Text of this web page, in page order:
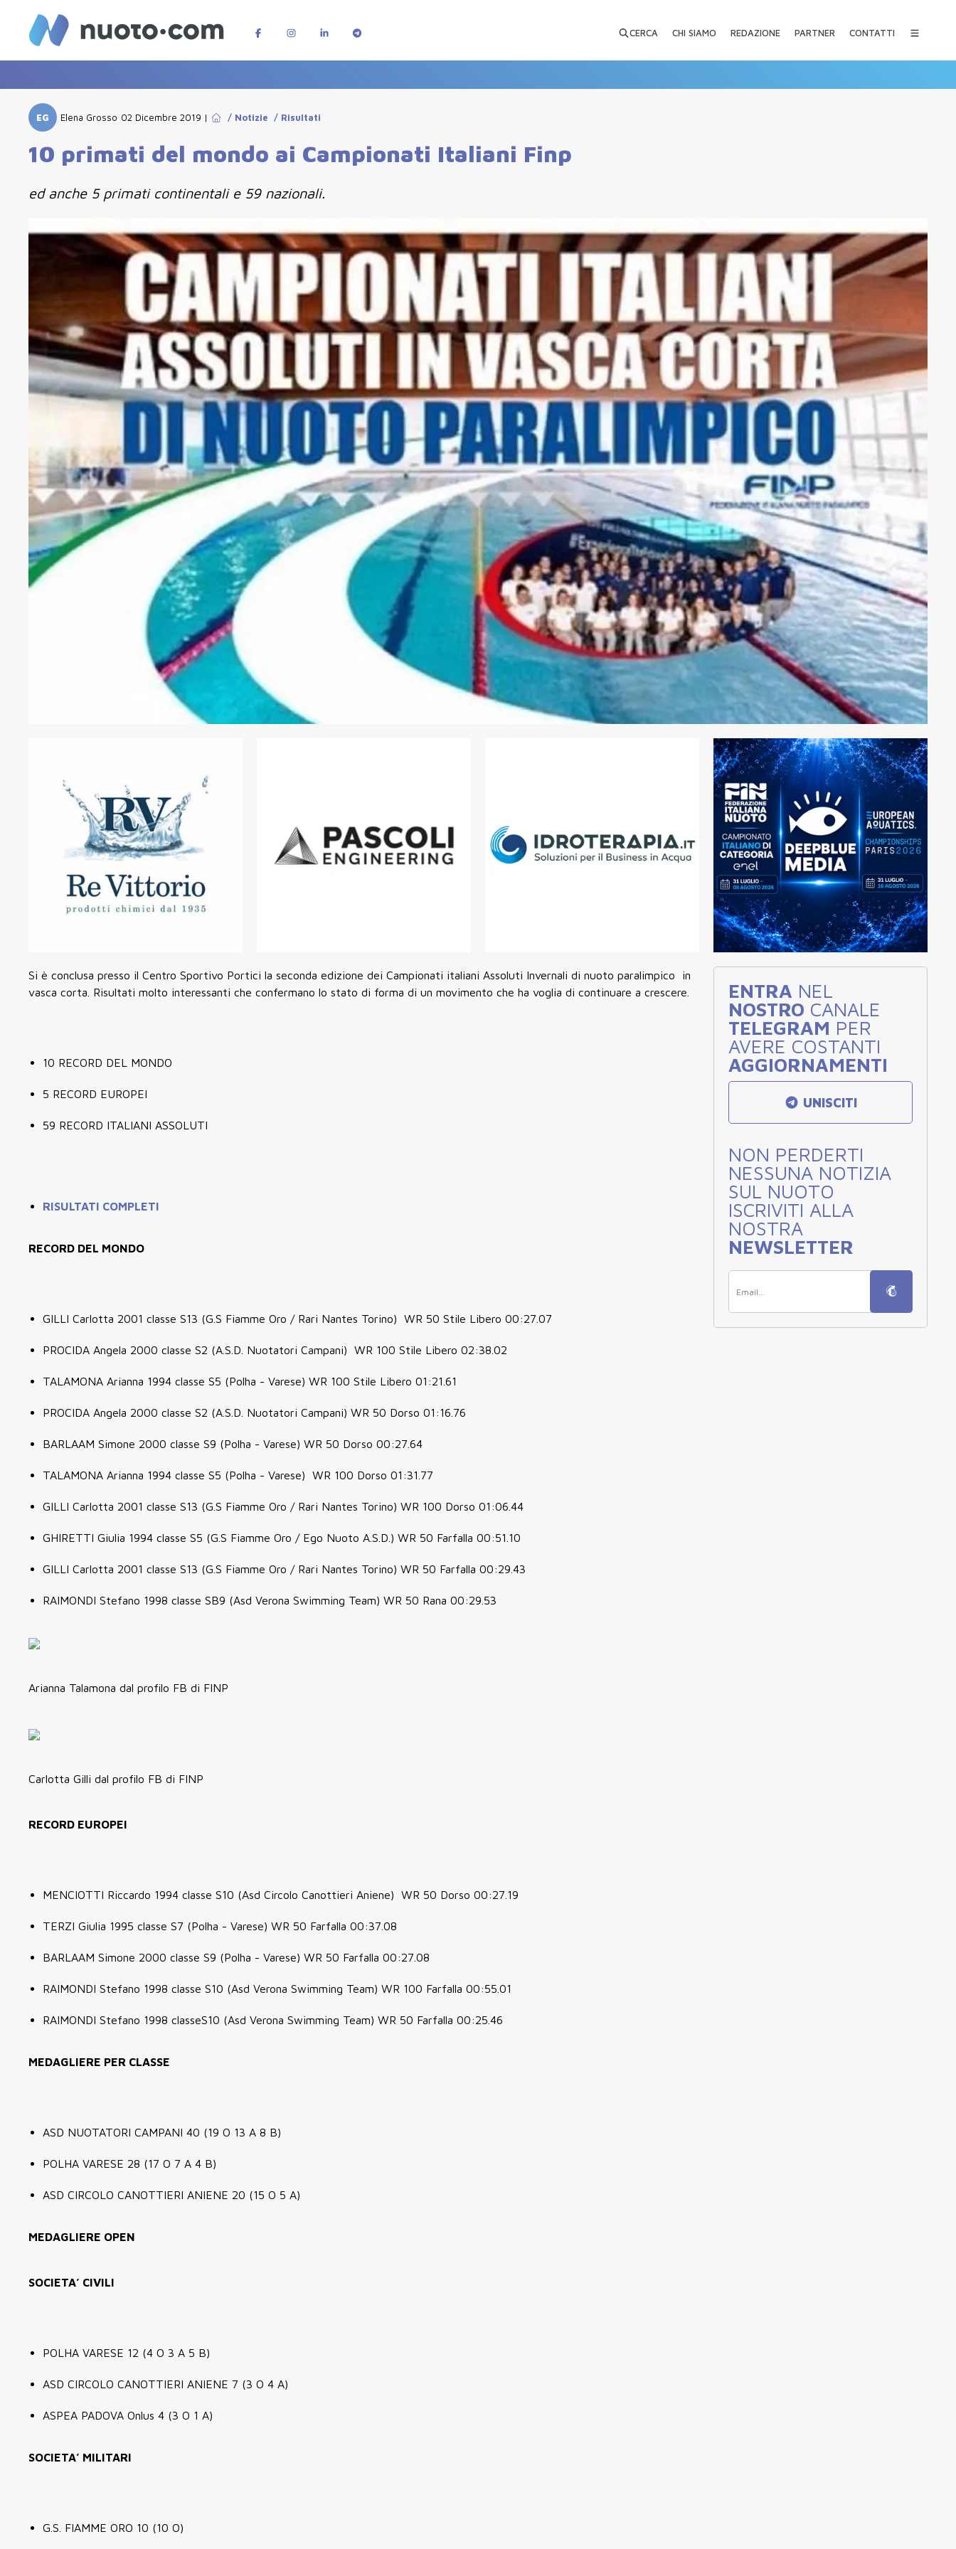
CERCA CHI SIAMO REDAZIONE PARTNER CONTATTI
EG Elena Grosso 02 Dicembre 2019 | / Notizie / Risultati
10 primati del mondo ai Campionati Italiani Finp
ed anche 5 primati continentali e 59 nazionali.
Si è conclusa presso il Centro Sportivo Portici la seconda edizione dei Campionati italiani Assoluti Invernali di nuoto paralimpico in
vasca corta. Risultati molto interessanti che confermano lo stato di forma di un movimento che ha voglia di continuare a crescere.
10 RECORD DEL MONDO
5 RECORD EUROPEI
59 RECORD ITALIANI ASSOLUTI
RISULTATI COMPLETI
RECORD DEL MONDO
GILLI Carlotta 2001 classe S13 (G.S Fiamme Oro / Rari Nantes Torino) WR 50 Stile Libero 00:27.07
PROCIDA Angela 2000 classe S2 (A.S.D. Nuotatori Campani) WR 100 Stile Libero 02:38.02
TALAMONA Arianna 1994 classe S5 (Polha - Varese) WR 100 Stile Libero 01:21.61
PROCIDA Angela 2000 classe S2 (A.S.D. Nuotatori Campani) WR 50 Dorso 01:16.76
BARLAAM Simone 2000 classe S9 (Polha - Varese) WR 50 Dorso 00:27.64
TALAMONA Arianna 1994 classe S5 (Polha - Varese) WR 100 Dorso 01:31.77
GILLI Carlotta 2001 classe S13 (G.S Fiamme Oro / Rari Nantes Torino) WR 100 Dorso 01:06.44
GHIRETTI Giulia 1994 classe S5 (G.S Fiamme Oro / Ego Nuoto A.S.D.) WR 50 Farfalla 00:51.10
GILLI Carlotta 2001 classe S13 (G.S Fiamme Oro / Rari Nantes Torino) WR 50 Farfalla 00:29.43
RAIMONDI Stefano 1998 classe SB9 (Asd Verona Swimming Team) WR 50 Rana 00:29.53
Arianna Talamona dal profilo FB di FINP
Carlotta Gilli dal profilo FB di FINP
RECORD EUROPEI
MENCIOTTI Riccardo 1994 classe S10 (Asd Circolo Canottieri Aniene) WR 50 Dorso 00:27.19
TERZI Giulia 1995 classe S7 (Polha - Varese) WR 50 Farfalla 00:37.08
BARLAAM Simone 2000 classe S9 (Polha - Varese) WR 50 Farfalla 00:27.08
RAIMONDI Stefano 1998 classe S10 (Asd Verona Swimming Team) WR 100 Farfalla 00:55.01
RAIMONDI Stefano 1998 classeS10 (Asd Verona Swimming Team) WR 50 Farfalla 00:25.46
MEDAGLIERE PER CLASSE
ASD NUOTATORI CAMPANI 40 (19 O 13 A 8 B)
POLHA VARESE 28 (17 O 7 A 4 B)
ASD CIRCOLO CANOTTIERI ANIENE 20 (15 O 5 A)
MEDAGLIERE OPEN
SOCIETA’ CIVILI
POLHA VARESE 12 (4 O 3 A 5 B)
ASD CIRCOLO CANOTTIERI ANIENE 7 (3 O 4 A)
ASPEA PADOVA Onlus 4 (3 O 1 A)
SOCIETA’ MILITARI
G.S. FIAMME ORO 10 (10 O)
ENTRA NEL
NOSTRO CANALE
TELEGRAM PER
AVERE COSTANTI
AGGIORNAMENTI
UNISCITI
NON PERDERTI
NESSUNA NOTIZIA
SUL NUOTO
ISCRIVITI ALLA
NOSTRA
NEWSLETTER